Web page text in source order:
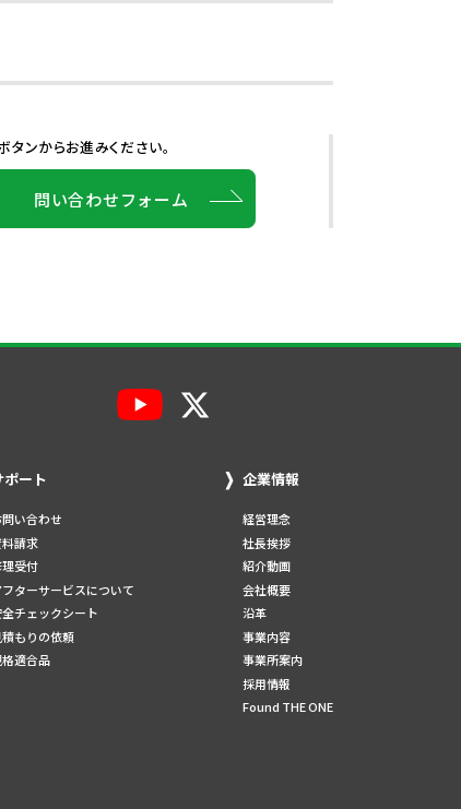
タンからお進みください。
問い合わせフォーム
ポート
い合わせ
請求
受付
フターサービスについて
全チェックシート
積もりの依頼
適合品
企業情報
経営理念
社長挨拶
紹介動画
会社概要
沿革
事業内容
事業所案内
採用情報
Found THE ONE